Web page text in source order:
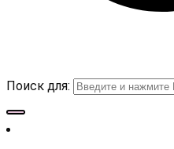
Поиск для: